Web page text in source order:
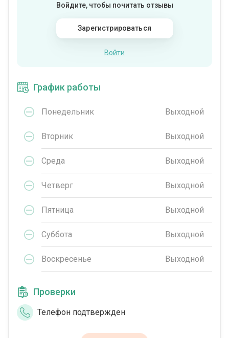
Войдите, чтобы почитать отзывы
Зарегистрироваться
Войти
График работы
Понедельник Выходной
Вторник Выходной
Среда Выходной
Четверг Выходной
Пятница Выходной
Суббота Выходной
Воскресенье Выходной
Проверки
Телефон подтвержден